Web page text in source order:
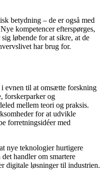
betydning – de er også med
kompetencer efterspørges,
løbende for at sikre, at de
har brug for.
evnen til at omsætte forskning
forskerparker og
mellem teori og praksis.
for at udvikle
forretningsidéer med
nye teknologier hurtigere
handler om smartere
digitale løsninger til industrien.